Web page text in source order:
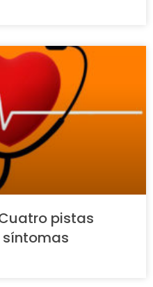
pistas
síntomas